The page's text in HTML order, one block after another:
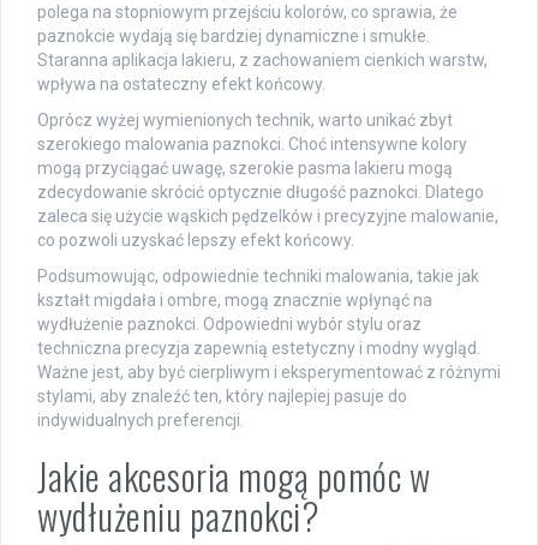
polega na stopniowym przejściu kolorów, co sprawia, że
paznokcie wydają się bardziej dynamiczne i smukłe.
Staranna aplikacja lakieru, z zachowaniem cienkich warstw,
wpływa na ostateczny efekt końcowy.
Oprócz wyżej wymienionych technik, warto unikać zbyt
szerokiego malowania paznokci. Choć intensywne kolory
mogą przyciągać uwagę, szerokie pasma lakieru mogą
zdecydowanie skrócić optycznie długość paznokci. Dlatego
zaleca się użycie wąskich pędzelków i precyzyjne malowanie,
co pozwoli uzyskać lepszy efekt końcowy.
Podsumowując, odpowiednie techniki malowania, takie jak
kształt migdała i ombre, mogą znacznie wpłynąć na
wydłużenie paznokci. Odpowiedni wybór stylu oraz
techniczna precyzja zapewnią estetyczny i modny wygląd.
Ważne jest, aby być cierpliwym i eksperymentować z różnymi
stylami, aby znaleźć ten, który najlepiej pasuje do
indywidualnych preferencji.
Jakie akcesoria mogą pomóc w
wydłużeniu paznokci?